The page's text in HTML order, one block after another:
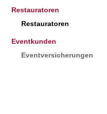
Restauratoren
Restauratoren
Eventkunden
Eventversicherungen